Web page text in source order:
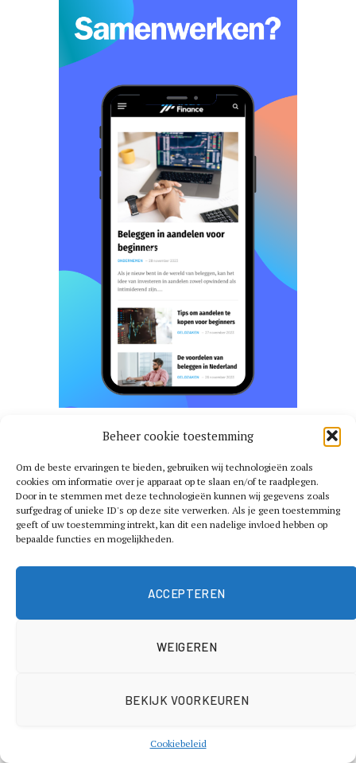
Beheer cookie toestemming
Om de beste ervaringen te bieden, gebruiken wij technologieën zoals
cookies om informatie over je apparaat op te slaan en/of te raadplegen.
Door in te stemmen met deze technologieën kunnen wij gegevens zoals
surfgedrag of unieke ID's op deze site verwerken. Als je geen toestemming
geeft of uw toestemming intrekt, kan dit een nadelige invloed hebben op
bepaalde functies en mogelijkheden.
ACCEPTEREN
WEIGEREN
BEKIJK VOORKEUREN
Cookiebeleid
OVERIG
Wanneer wordt je Rabobank
creditcard afgeschreven? Dit
moet je weten